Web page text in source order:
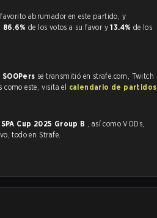
86.6% de los votos a su favor y13.4% de los
SOOPers se transmitió en strafe.com, Twitch
este, visita el calendario de partidos
Cup 2025 Group B , así como VODs,
todo en Strafe.